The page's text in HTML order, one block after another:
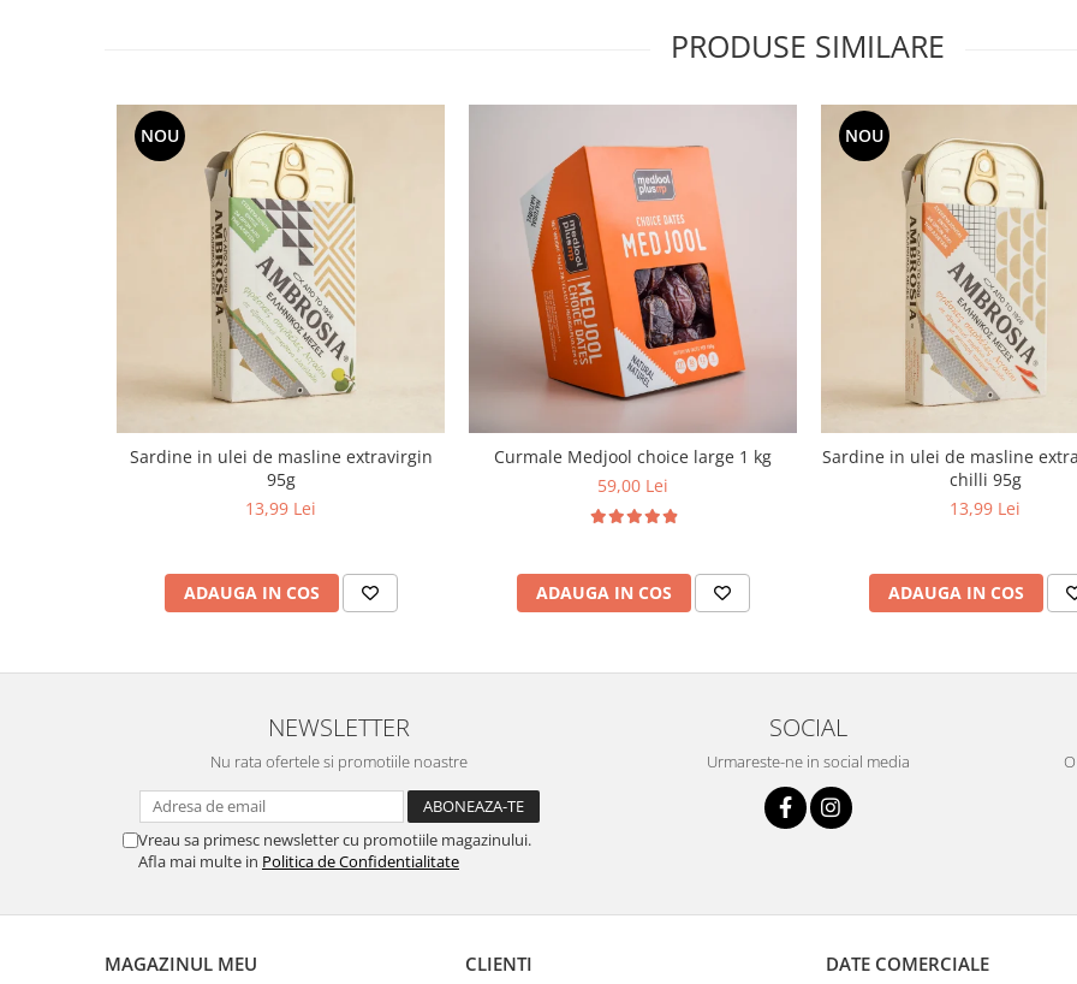
PRODUSE SIMILARE
NOU
Sardine in ulei de masline extravirgin
95g
13,99 Lei
ADAUGA IN COS
Curmale Medjool choice large 1 kg
59,00 Lei
ADAUGA IN COS
NOU
Sardine in ulei de masline
chilli 95g
13,99 Lei
ADAUGA IN COS
NEWSLETTER
Nu rata ofertele si promotiile noastre
Vreau sa primesc newsletter cu promotiile magazinului.
Afla mai multe in Politica de Confidentialitate
SOCIAL
Urmareste-ne in social media
MAGAZINUL MEU CLIENTI DATE COMERCIALE